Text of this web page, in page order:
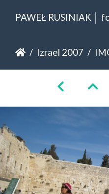
PAWEŁ RUSINIAK │
Izrael 2007